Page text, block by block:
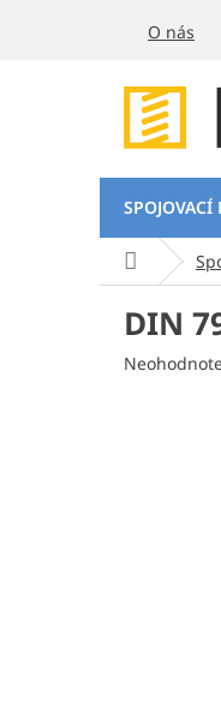
O nás
SPOJOVACÍ
Domov
DIN
Priemerné